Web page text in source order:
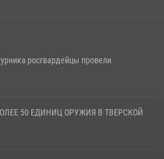
росгвардейцы провели
50 ЕДИНИЦ ОРУЖИЯ В ТВЕРСКОЙ